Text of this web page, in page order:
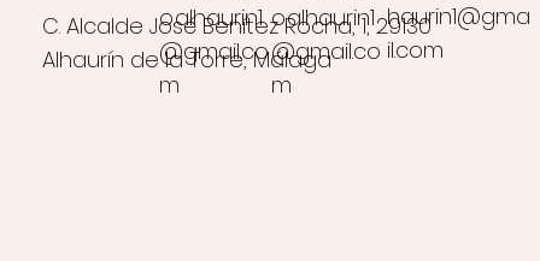
o.alhaurin1
@gmail.co
m
haurin1@gma
il.com
C. Alcalde José Benítez Rocha, 1, 29130
Alhaurín de la Torre, Málaga
o.alhaurin1
@gmail.co
m